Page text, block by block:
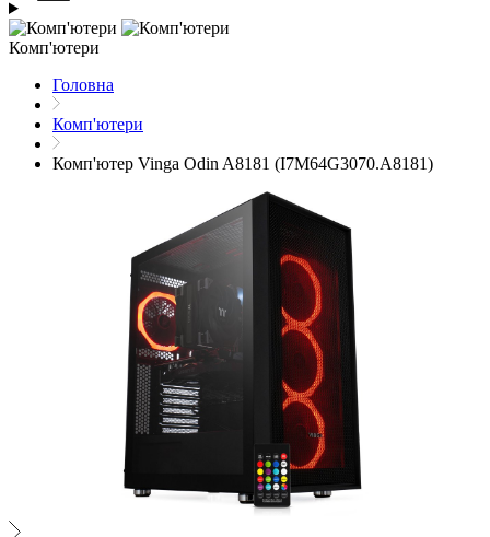
Комп'ютери
Головна
Комп'ютери
Комп'ютер Vinga Odin A8181 (I7M64G3070.A8181)